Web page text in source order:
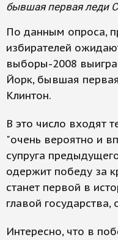
бывшая первая леди
По данным опроса,
избирателей
выборы-2008
Йорк, бывшая
Клинтон.
В это число входят
"очень вероятно и
супруга
одержит победу за
станет первой в
главой государства,
Интересно, что в